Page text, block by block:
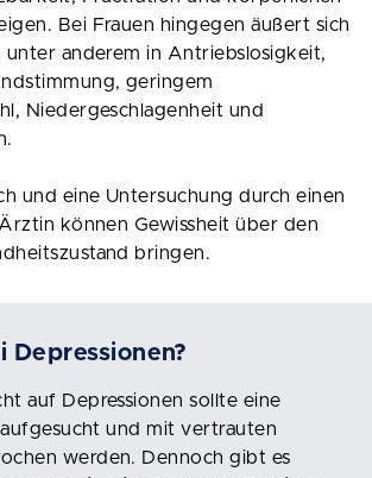
Bei Frauen hingegen äußert sich
unter anderem in Antriebslosigkeit,
geringem
Niedergeschlagenheit und
und eine Untersuchung durch einen
können Gewissheit über den
bringen.
auf Depressionen sollte eine
und mit vertrauten
werden. Dennoch gibt es